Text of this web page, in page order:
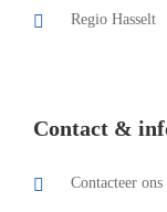
Regio Hasselt
Contact &
Contacteer ons